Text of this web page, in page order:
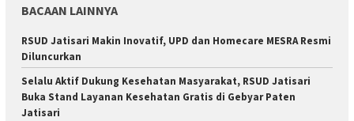
BACAAN LAINNYA
RSUD Jatisari Makin Inovatif, UPD dan Homecare MESRA Resmi
Diluncurkan
Selalu Aktif Dukung Kesehatan Masyarakat, RSUD Jatisari
Buka Stand Layanan Kesehatan Gratis di Gebyar Paten
Jatisari